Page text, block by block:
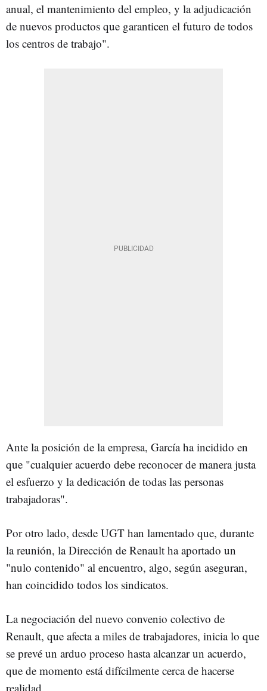
anual, el mantenimiento del empleo, y la adjudicación
de nuevos productos que garanticen el futuro de todos
los centros de trabajo".
Ante la posición de la empresa, García ha incidido en
que "cualquier acuerdo debe reconocer de manera justa
el esfuerzo y la dedicación de todas las personas
trabajadoras".
Por otro lado, desde UGT han lamentado que, durante
la reunión, la Dirección de Renault ha aportado un
"nulo contenido" al encuentro, algo, según aseguran,
han coincidido todos los sindicatos.
La negociación del nuevo convenio colectivo de
Renault, que afecta a miles de trabajadores, inicia lo que
se prevé un arduo proceso hasta alcanzar un acuerdo,
que de momento está difícilmente cerca de hacerse
realidad.